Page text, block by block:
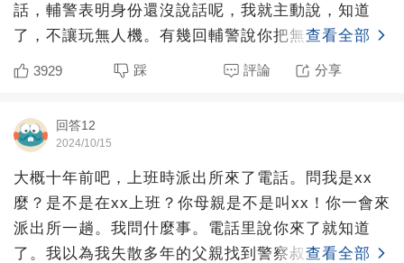
話，輔警表明身份還沒說話呢，我就主動說，知道
了，不讓玩無人機。有幾回輔警說你把無人機交派出
所來吧，我明確拒絕。后
查看全部
3929 踩 評論 分享
回答12
2024/10/15
大概十年前吧，上班時派出所來了電話。問我是xx
麼？是不是在xx上班？你母親是不是叫xx！你一會來
派出所一趟。我問什麼事。電話里說你來了就知道
了。我以為我失散多年的父親找到警察叔叔要求我贍
查看全部